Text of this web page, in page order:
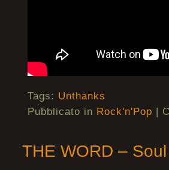
Tags: Unthanks
Pubblicato in Rock'n'Pop |
THE WORD –